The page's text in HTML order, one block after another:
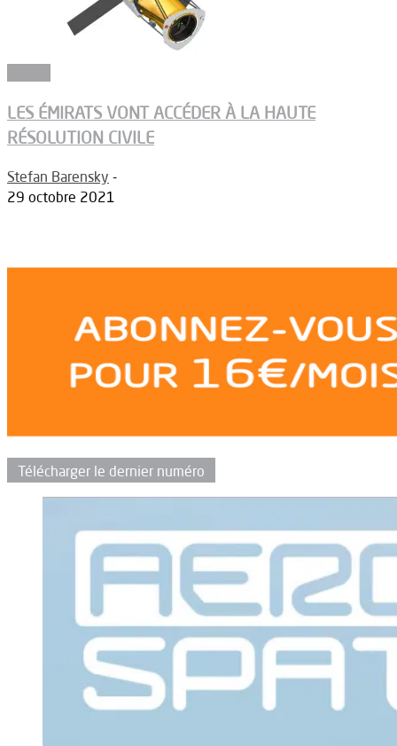
LES ÉMIRATS VONT ACCÉDER À LA HAUTE
RÉSOLUTION CIVILE
Stefan Barensky -
29 octobre 2021
Télécharger le dernier numéro